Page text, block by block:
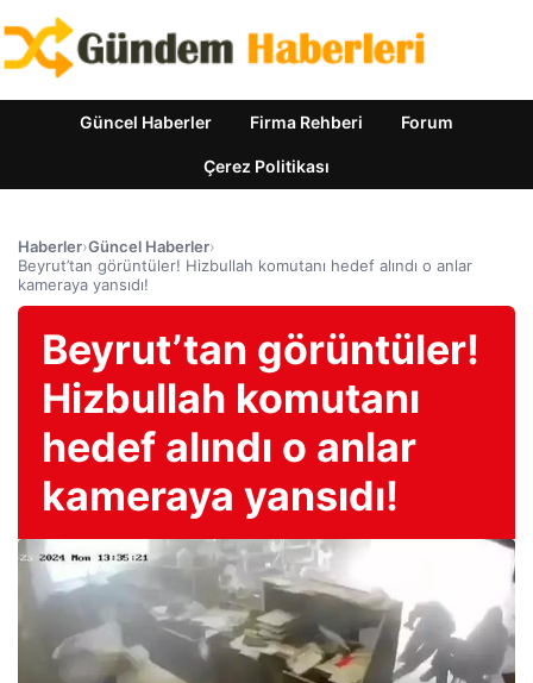
Güncel Haberler Firma Rehberi Forum
Çerez Politikası
Haberler›Güncel Haberler›
Beyrut’tan görüntüler! Hizbullah komutanı hedef alındı ​​o anlar
kameraya yansıdı!
Beyrut’tan görüntüler!
Hizbullah komutanı
hedef alındı ​​o anlar
kameraya yansıdı!